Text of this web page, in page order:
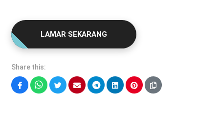
LAMAR SEKARANG
Share this: